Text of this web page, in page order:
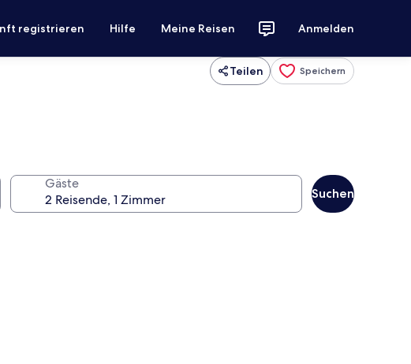
registrieren Hilfe Meine Reisen Anmelden
Teilen Speichern
Gäste
Suchen